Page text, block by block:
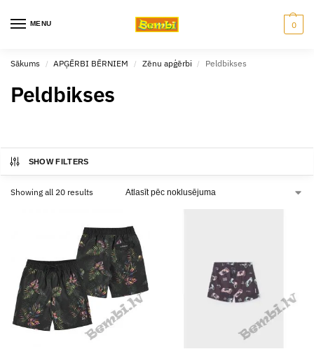
MENU 0
Sākums / APĢĒRBI BĒRNIEM / Zēnu apģērbi / Peldbikses
Peldbikses
SHOW FILTERS
Showing all 20 results